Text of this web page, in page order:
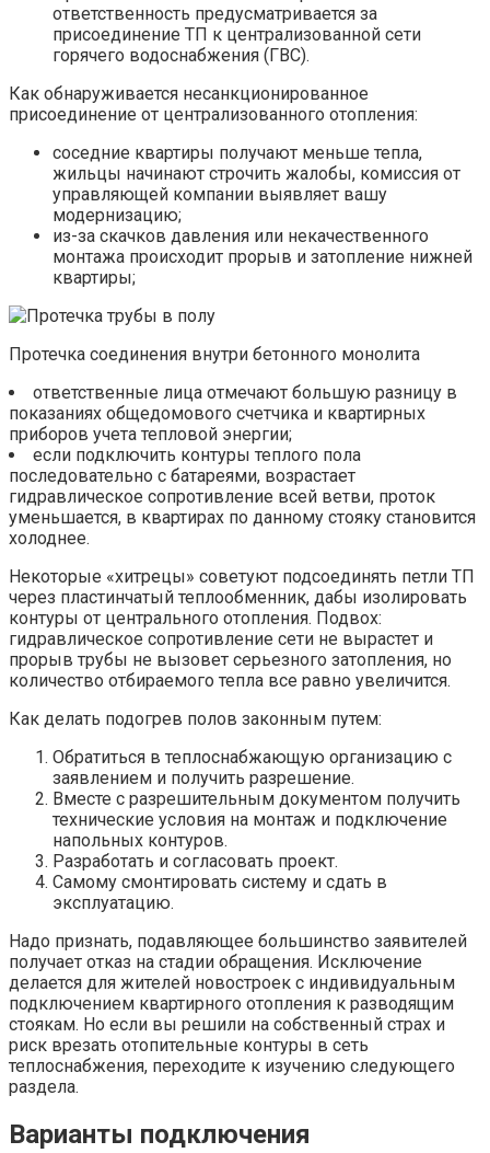
ответственность предусматривается за
присоединение ТП к централизованной сети
горячего водоснабжения (ГВС).
Как обнаруживается несанкционированное
присоединение от централизованного отопления:
соседние квартиры получают меньше тепла,
жильцы начинают строчить жалобы, комиссия от
управляющей компании выявляет вашу
модернизацию;
из-за скачков давления или некачественного
монтажа происходит прорыв и затопление нижней
квартиры;
Протечка соединения внутри бетонного монолита
ответственные лица отмечают большую разницу в
показаниях общедомового счетчика и квартирных
приборов учета тепловой энергии;
если подключить контуры теплого пола
последовательно с батареями, возрастает
гидравлическое сопротивление всей ветви, проток
уменьшается, в квартирах по данному стояку становится
холоднее.
Некоторые «хитрецы» советуют подсоединять петли ТП
через пластинчатый теплообменник, дабы изолировать
контуры от центрального отопления. Подвох:
гидравлическое сопротивление сети не вырастет и
прорыв трубы не вызовет серьезного затопления, но
количество отбираемого тепла все равно увеличится.
Как делать подогрев полов законным путем:
Обратиться в теплоснабжающую организацию с
заявлением и получить разрешение.
Вместе с разрешительным документом получить
технические условия на монтаж и подключение
напольных контуров.
Разработать и согласовать проект.
Самому смонтировать систему и сдать в
эксплуатацию.
Надо признать, подавляющее большинство заявителей
получает отказ на стадии обращения. Исключение
делается для жителей новостроек с индивидуальным
подключением квартирного отопления к разводящим
стоякам. Но если вы решили на собственный страх и
риск врезать отопительные контуры в сеть
теплоснабжения, переходите к изучению следующего
раздела.
Варианты подключения